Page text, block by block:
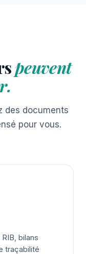
peuvent
des documents
pour vous.
bilans
traçabilité